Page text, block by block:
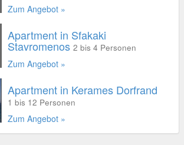
Zum Angebot »
Apartment in Sfakaki
Stavromenos 2 bis 4 Personen
Zum Angebot »
Apartment in Kerames Dorfrand
1 bis 12 Personen
Zum Angebot »